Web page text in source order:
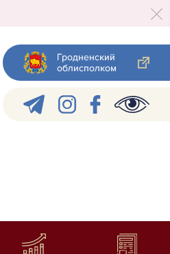
Гродненский
облисполком